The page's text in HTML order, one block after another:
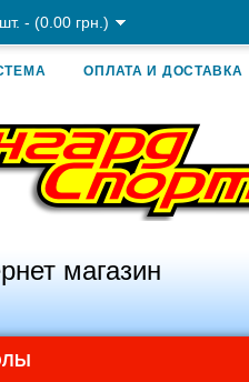
- (0.00 грн.)
ОПЛАТА И ДОСТАВКА
магазин